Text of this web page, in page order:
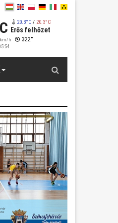
20.3°C/ 20.3°C
Erős felhőzet
km/h 322°